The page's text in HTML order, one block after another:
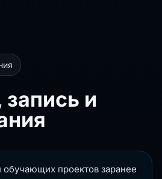
и
проектов заранее